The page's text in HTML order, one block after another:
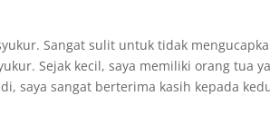
Sangat sulit untuk tidak
Sejak kecil, saya memiliki orang tua
saya sangat berterima kasih kepada